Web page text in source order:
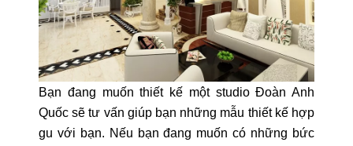
Bạn đang muốn thiết kế một studio Đoàn Anh
Quốc sẽ tư vấn giúp bạn những mẫu thiết kế hợp
gu với bạn. Nếu bạn đang muốn có những bức